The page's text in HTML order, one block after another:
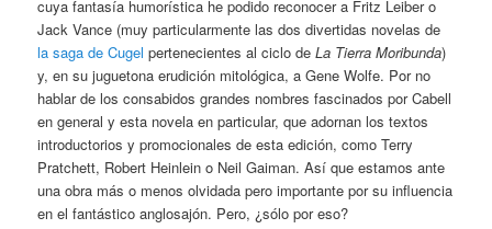
cuya fantasía humorística he podido reconocer a Fritz Leiber o
Jack Vance (muy particularmente las dos divertidas novelas de
la saga de Cugel pertenecientes al ciclo deLa Tierra Moribunda)
y, en su juguetona erudición mitológica, a Gene Wolfe. Por no
hablar de los consabidos grandes nombres fascinados por Cabell
en general y esta novela en particular, que adornan los textos
introductorios y promocionales de esta edición, como Terry
Pratchett, Robert Heinlein o Neil Gaiman. Así que estamos ante
una obra más o menos olvidada pero importante por su influencia
en el fantástico anglosajón. Pero, ¿sólo por eso?